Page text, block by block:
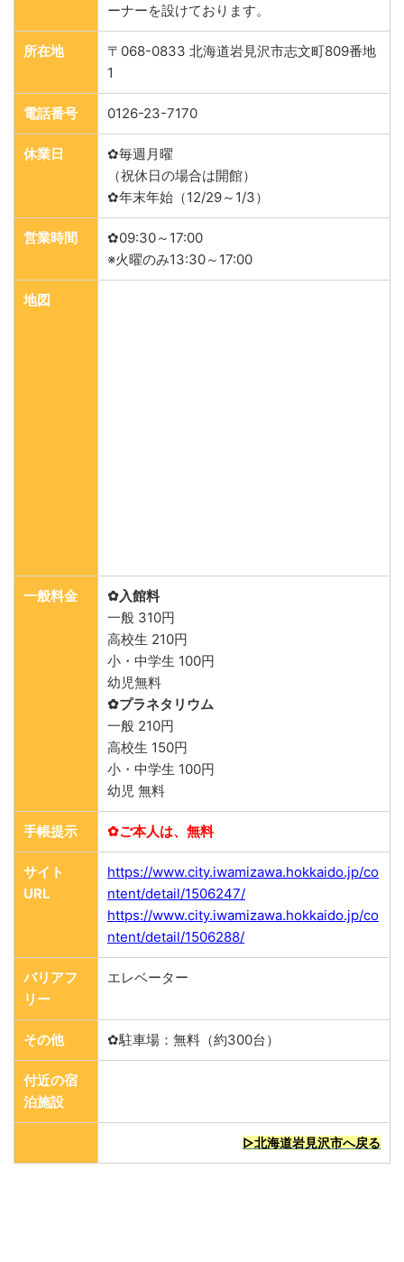
ーナーを設けております。
所在地
〒068-0833 北海道岩見沢市志文町809番地
1
電話番号 0126-23-7170
休業日
✿毎週月曜
（祝休日の場合は開館）
✿年末年始（12/29～1/3）
営業時間
✿09:30～17:00
※火曜のみ13:30～17:00
地図
一般料金
✿入館料
一般 310円
高校生 210円
小・中学生 100円
幼児無料
✿プラネタリウム
一般 210円
高校生 150円
小・中学生 100円
幼児 無料
手帳提示 ✿ご本人は、無料
サイト
URL
https://www.city.iwamizawa.hokkaido.jp/co
ntent/detail/1506247/
https://www.city.iwamizawa.hokkaido.jp/co
ntent/detail/1506288/
バリアフ
リー
エレベーター
その他 ✿駐車場：無料（約300台）
付近の宿
泊施設
▷北海道岩見沢市へ戻る